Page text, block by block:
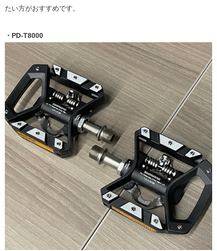
たい方がおすすめです。
・PD-T8000